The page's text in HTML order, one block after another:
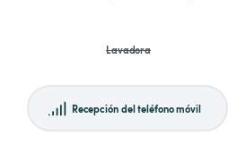
Lavadora
Recepción del teléfono móvil